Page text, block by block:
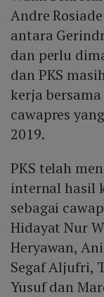
Andre
antara
dan perlu
dan PKS
kerja
cawapres
2019.
PKS telah
internal hasil
sebagai
Hidayat Nur
Heryawan,
Segaf Aljufri,
Yusuf dan